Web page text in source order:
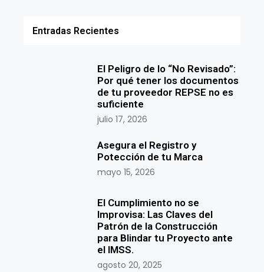
Entradas Recientes
El Peligro de lo “No Revisado”:
Por qué tener los documentos
de tu proveedor REPSE no es
suficiente
julio 17, 2026
Asegura el Registro y
Potección de tu Marca
mayo 15, 2026
El Cumplimiento no se
Improvisa: Las Claves del
Patrón de la Construcción
para Blindar tu Proyecto ante
el IMSS.
agosto 20, 2025